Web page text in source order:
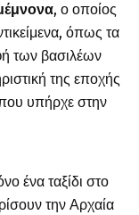
, ο οποίος
όπως τα
των βασιλέων
της εποχής
που υπήρχε στην
ένα ταξίδι στο
την Αρχαία